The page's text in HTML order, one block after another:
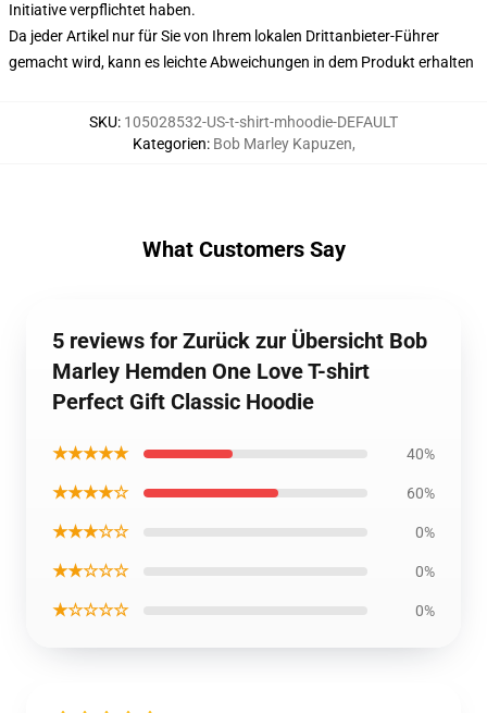
Initiative verpflichtet haben.
Da jeder Artikel nur für Sie von Ihrem lokalen Drittanbieter-Führer
gemacht wird, kann es leichte Abweichungen in dem Produkt erhalten
SKU: 105028532-US-t-shirt-mhoodie-DEFAULT
Kategorien: Bob Marley Kapuzen,
What Customers Say
5 reviews for Zurück zur Übersicht Bob
Marley Hemden One Love T-shirt
Perfect Gift Classic Hoodie
★★★★★ 40%
★★★★☆ 60%
★★★☆☆ 0%
★★☆☆☆ 0%
★☆☆☆☆ 0%